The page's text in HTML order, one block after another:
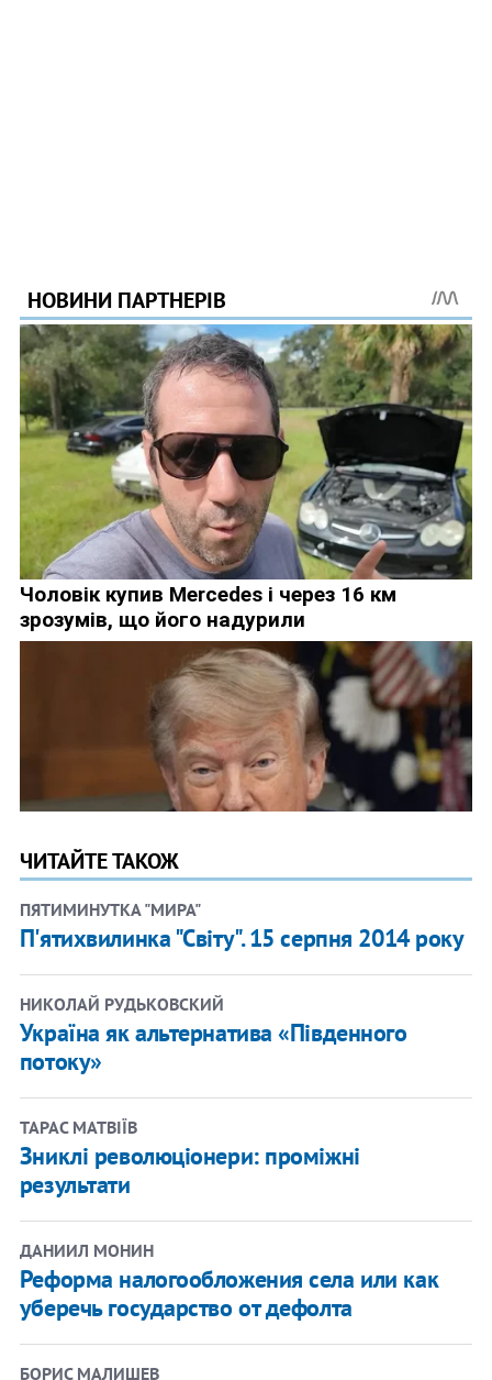
ЧИТАЙТЕ ТАКОЖ
ПЯТИМИНУТКА "МИРА"
П'ятихвилинка "Світу". 15 серпня 2014 року
НИКОЛАЙ РУДЬКОВСКИЙ
Україна як альтернатива «Південного
потоку»
ТАРАС МАТВІЇВ
Зниклі революціонери: проміжні
результати
ДАНИИЛ МОНИН
Реформа налогообложения села или как
уберечь государство от дефолта
БОРИС МАЛИШЕВ